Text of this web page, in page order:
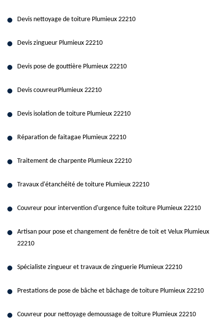
Devis nettoyage de toiture Plumieux 22210
Devis zingueur Plumieux 22210
Devis pose de gouttière Plumieux 22210
Devis couvreurPlumieux 22210
Devis isolation de toiture Plumieux 22210
Réparation de faitagae Plumieux 22210
Traitement de charpente Plumieux 22210
Travaux d'étanchéité de toiture Plumieux 22210
Couvreur pour intervention d'urgence fuite toiture Plumieux 22210
Artisan pour pose et changement de fenêtre de toit et Velux Plumieux
22210
Spécialiste zingueur et travaux de zinguerie Plumieux 22210
Prestations de pose de bâche et bâchage de toiture Plumieux 22210
Couvreur pour nettoyage demoussage de toiture Plumieux 22210